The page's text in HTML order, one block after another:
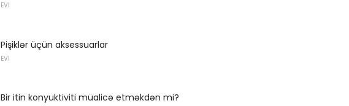
EVI
Pişiklər üçün aksessuarlar
EVI
Bir itin konyuktiviti müalicə etməkdən mi?